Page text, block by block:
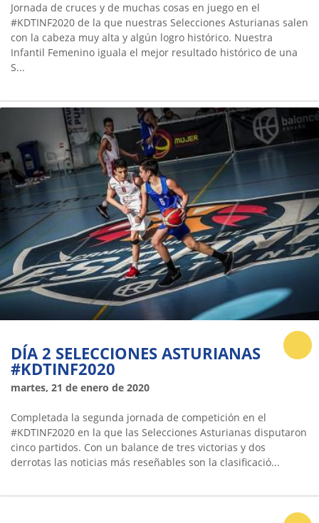
Jornada de cruces y de muchas cosas en juego en el
#KDTINF2020 de la que nuestras Selecciones Asturianas salen
con la cabeza muy alta y algún logro histórico. Nuestra
Infantil Femenino iguala el mejor resultado histórico de una
S...
DÍA 2 SELECCIONES ASTURIANAS
#KDTINF2020
martes, 21 de enero de 2020
Completada la segunda jornada de competición en el
#KDTINF2020 en la que las Selecciones Asturianas disputaron
cinco partidos. Con un balance de tres victorias y dos
derrotas las noticias más reseñables son la clasificació...